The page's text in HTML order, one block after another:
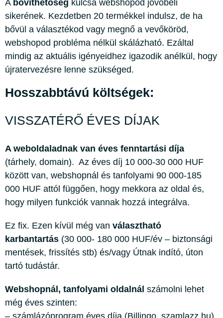
A bővíthetőség kulcsa webshopod jövőbeli
sikerének. Kezdetben 20 termékkel indulsz, de ha
bővül a választékod vagy megnő a vevőköröd,
webshopod probléma nélkül skálázható. Ezáltal
mindig az aktuális igényeidhez igazodik anélkül, hogy
újratervezésre lenne szükséged.
Hosszabbtávú költségek:
VISSZATÉRŐ ÉVES DÍJAK
A weboldaladnak van éves fenntartási díja
(tárhely, domain). Az éves díj 10 000-30 000 HUF
között van, webshopnál és tanfolyami 90 000-185
000 HUF attól függően, hogy mekkora az oldal és,
hogy milyen funkciók vannak hozzá integrálva.
Ez fix. Ezen kívül még van választható
karbantartás (30 000- 180 000 HUF/év – biztonsági
mentések, frissítés stb) és/vagy Útnak indító, úton
tartó tudástár.
Webshopnál, tanfolyami oldalnál számolni lehet
még éves szinten: